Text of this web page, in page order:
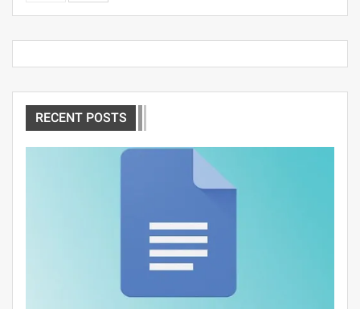
RECENT POSTS